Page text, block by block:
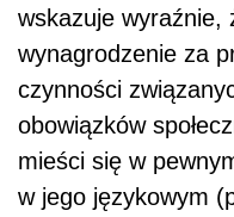
wskazuje wyraźnie,
wynagrodzenie za
czynności
obowiązków
mieści się w
w jego językowym